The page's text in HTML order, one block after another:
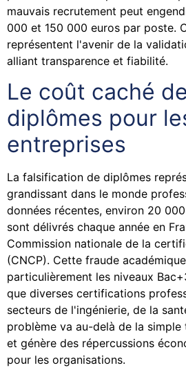
mauvais recrutement peut
000 et 150 000 euros par poste.
représentent l'avenir de la
alliant transparence et fiabilité.
Le coût caché
diplômes pour
entreprises
La falsification de diplômes
grandissant dans le monde
données récentes, environ 20
sont délivrés chaque année en
Commission nationale de la
(CNCP). Cette fraude
particulièrement les niveaux
que diverses certifications
secteurs de l'ingénierie, de la
problème va au-delà de la
et génère des répercussions
pour les organisations.